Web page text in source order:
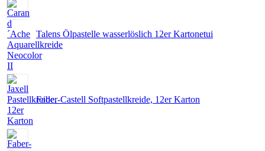
Talens Ölpastelle wasserlöslich 12er Kartonetui
Faber-Castell Softpastellkreide, 12er Karton